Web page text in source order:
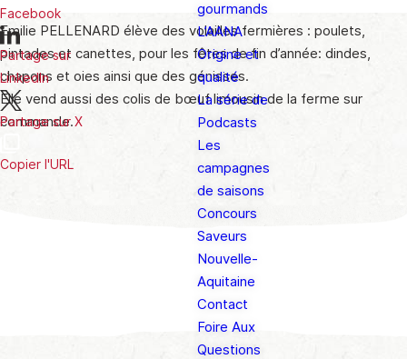
gourmands
L’AANA
Origine et
qualité
La série de
Podcasts
Les
campagnes
de saisons
Concours
Saveurs
Nouvelle-
Aquitaine
Contact
Foire Aux
Questions
Emilie PELLENARD élève des volailles fermières : poulets,
pintades et canettes, pour les fêtes de fin d’année: dindes,
chapons et oies ainsi que des génisses.
Elle vend aussi des colis de bœuf limousin de la ferme sur
commande.
Facebook
Partage sur
LinkedIn
Partage sur X
Copier l'URL